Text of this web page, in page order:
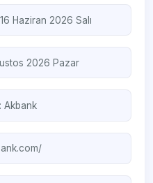
Haziran 2026 Salı
2026 Pazar
Akbank